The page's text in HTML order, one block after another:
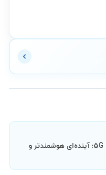
تحول اینترنت با هوش مصنوعی و 5G؛ آینده‌ای هوشمندتر و